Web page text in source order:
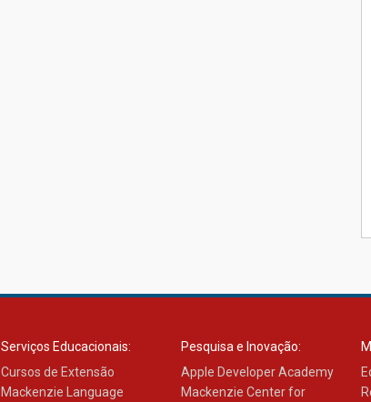
Serviços Educacionais:
Cursos de Extensão
Mackenzie Language
Pesquisa e Inovação:
Apple Developer Academy
Mackenzie Center for